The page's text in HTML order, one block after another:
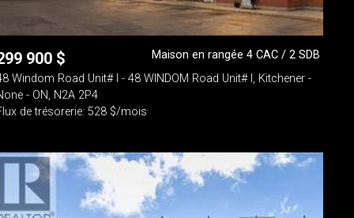
900 $
Maison en rangée 4 CAC / 2 SDB
Windom Road Unit# I - 48 WINDOM Road Unit# I, Kitchener -
- ON, N2A 2P4
de trésorerie: 528 $/mois